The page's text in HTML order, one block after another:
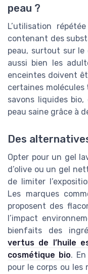
peau ?
L’utilisation
contenant des
peau, surtout sur le
aussi bien les
enceintes doivent
certaines molécules
savons liquides
peau saine grâce à
Des
Opter pour un gel
d’olive ou un gel
de limiter
Les marques
proposent des
l’impact
bienfaits des
vertus de l’huile
cosmétique bio.
pour le corps ou les
Voir l'offre